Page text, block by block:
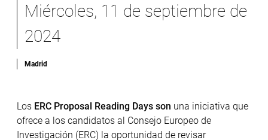
Miércoles, 11 de septiembre de
2024
Madrid
Los ERC Proposal Reading Days son una iniciativa que
ofrece a los candidatos al Consejo Europeo de
Investigación (ERC) la oportunidad de revisar